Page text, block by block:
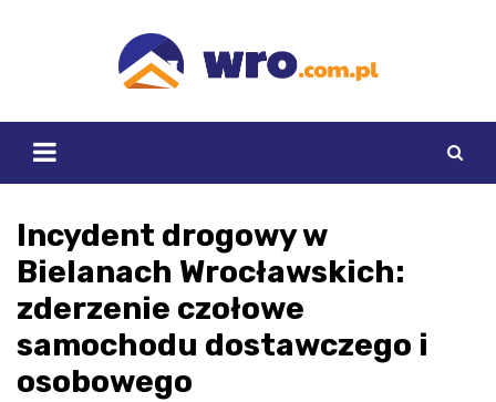
Incydent drogowy w
Bielanach Wrocławskich:
zderzenie czołowe
samochodu dostawczego i
osobowego